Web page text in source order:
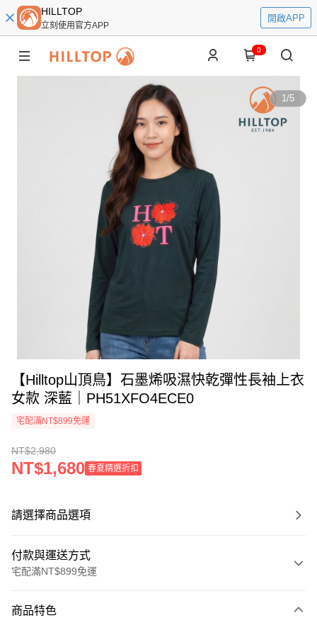
HILLTOP
立刻使用官方APP
開啟APP
0
1/5
【Hilltop山頂鳥】石墨烯吸濕快乾彈性長袖上衣
女款 深藍｜PH51XFO4ECE0
宅配滿NT$899免運
NT$2,980
NT$1,680 春夏精選折扣
請選擇商品選項
付款與運送方式
宅配滿NT$899免運
信用卡一次付款
商品特色